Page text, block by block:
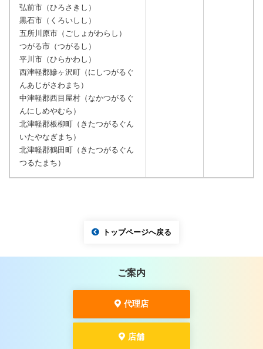
弘前市（ひろさきし）
黒石市（くろいしし）
五所川原市（ごしょがわらし）
つがる市（つがるし）
平川市（ひらかわし）
西津軽郡鰺ヶ沢町（にしつがるぐ
んあじがさわまち）
中津軽郡西目屋村（なかつがるぐ
んにしめやむら）
北津軽郡板柳町（きたつがるぐん
いたやなぎまち）
北津軽郡鶴田町（きたつがるぐん
つるたまち）
トップページへ戻る
ご案内
代理店
店舗